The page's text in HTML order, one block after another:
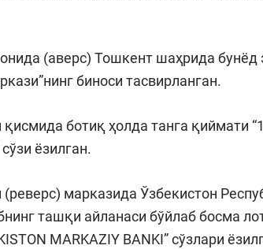
(аверс) Тошкент шаҳрида бунёд
биноси тасвирланган.
қисмида ботиқ ҳолда танга қиймати
ёзилган.
марказида Ўзбекистон
ташқи айланаси бўйлаб босма
MARKAZIY BANKI” сўзлари